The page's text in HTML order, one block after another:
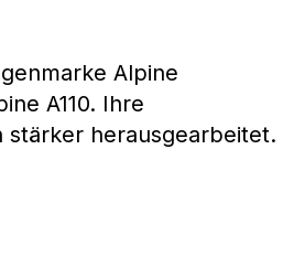
Alpine
A110. Ihre
stärker herausgearbeitet.